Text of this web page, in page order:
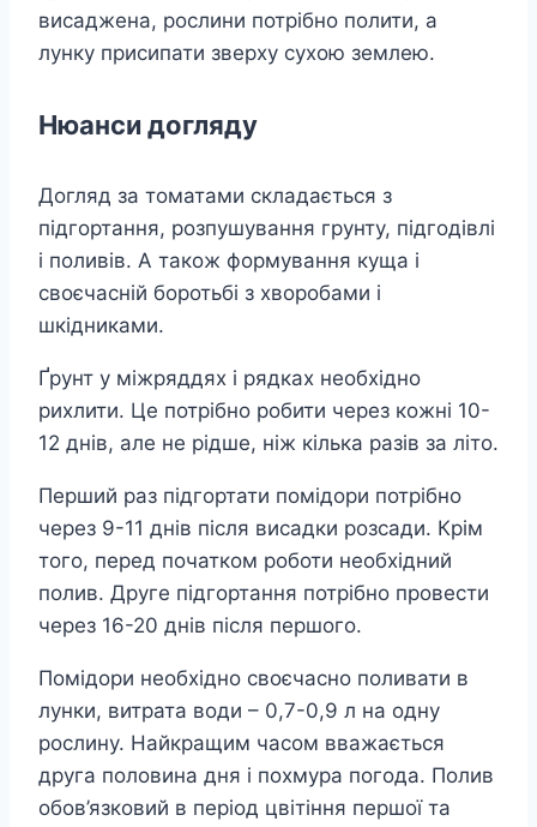
висаджена, рослини потрібно полити, а
лунку присипати зверху сухою землею.
Нюанси догляду
Догляд за томатами складається з
підгортання, розпушування грунту, підгодівлі
і поливів. А також формування куща і
своєчасній боротьбі з хворобами і
шкідниками.
Ґрунт у міжряддях і рядках необхідно
рихлити. Це потрібно робити через кожні 10-
12 днів, але не рідше, ніж кілька разів за літо.
Перший раз підгортати помідори потрібно
через 9-11 днів після висадки розсади. Крім
того, перед початком роботи необхідний
полив. Друге підгортання потрібно провести
через 16-20 днів після першого.
Помідори необхідно своєчасно поливати в
лунки, витрата води – 0,7-0,9 л на одну
рослину. Найкращим часом вважається
друга половина дня і похмура погода. Полив
обов’язковий в період цвітіння першої та